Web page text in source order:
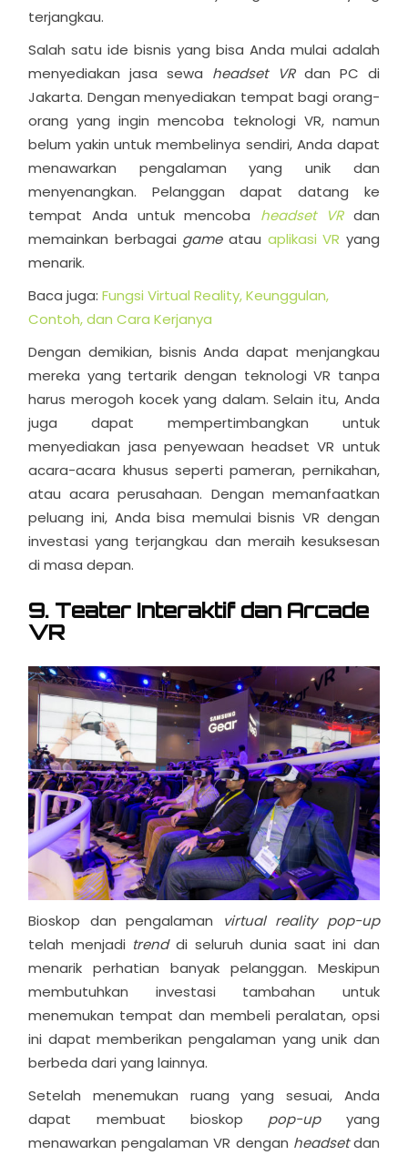
terjangkau.
Salah satu ide bisnis yang bisa Anda mulai adalah
menyediakan jasa sewa headset VRdan PC di
Jakarta. Dengan menyediakan tempat bagi orang-
orang yang ingin mencoba teknologi VR, namun
belum yakin untuk membelinya sendiri, Anda dapat
menawarkan pengalaman yang unik dan
menyenangkan. Pelanggan dapat datang ke
tempat Anda untuk mencoba headset VRdan
memainkan berbagai gameatau aplikasi VR yang
menarik.
Baca juga:Fungsi Virtual Reality, Keunggulan,
Contoh, dan Cara Kerjanya
Dengan demikian, bisnis Anda dapat menjangkau
mereka yang tertarik dengan teknologi VR tanpa
harus merogoh kocek yang dalam. Selain itu, Anda
juga dapat mempertimbangkan untuk
menyediakan jasa penyewaan headset VR untuk
acara-acara khusus seperti pameran, pernikahan,
atau acara perusahaan. Dengan memanfaatkan
peluang ini, Anda bisa memulai bisnis VR dengan
investasi yang terjangkau dan meraih kesuksesan
di masa depan.
9. Teater Interaktif dan Arcade
VR
Bioskop dan pengalaman
virtual reality pop-up
telah menjadi trend di seluruh dunia saat ini dan
menarik perhatian banyak pelanggan. Meskipun
membutuhkan investasi tambahan untuk
menemukan tempat dan membeli peralatan, opsi
ini dapat memberikan pengalaman yang unik dan
berbeda dari yang lainnya.
Setelah menemukan ruang yang sesuai, Anda
dapat membuat bioskop pop-upyang
menawarkan pengalaman VR dengan headsetdan